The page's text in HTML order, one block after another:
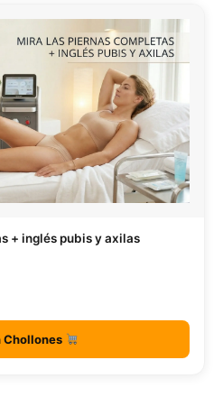
+ inglés pubis y axilas
Chollones